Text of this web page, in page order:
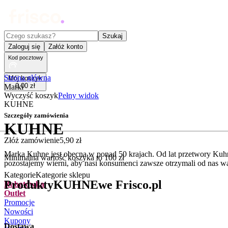
Czego szukasz?
Szukaj
Zaloguj się
Załóż konto
Kod pocztowy
Mój koszyk
0,00 zł
Wyczyść koszykPełny widok
Szczegóły zamówienia
Złóż zamówienie5,90 zł
Minimalna wartość koszyka to100 zł
KategorieKategorie sklepu
Rabatówka
Outlet
Promocje
Nowości
Kupony
Strona główna
Marki
KUHNE
KUHNE
Marka Kuhne jest obecna w ponad 50 krajach. Od lat przetwory
pozostajemy wierni, aby nasi konsumenci zawsze otrzymali od nas
ProduktyKUHNEwe Frisco.pl
.
Dostawa